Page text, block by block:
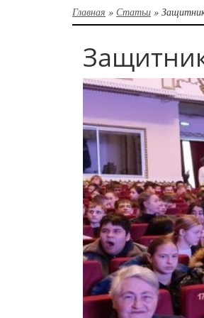
Главная » Статьи »